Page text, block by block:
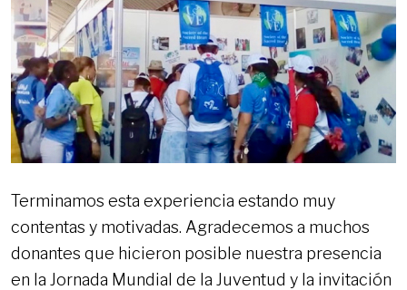
Terminamos esta experiencia estando muy
contentas y motivadas. Agradecemos a muchos
donantes que hicieron posible nuestra presencia
en la Jornada Mundial de la Juventud y la invitación